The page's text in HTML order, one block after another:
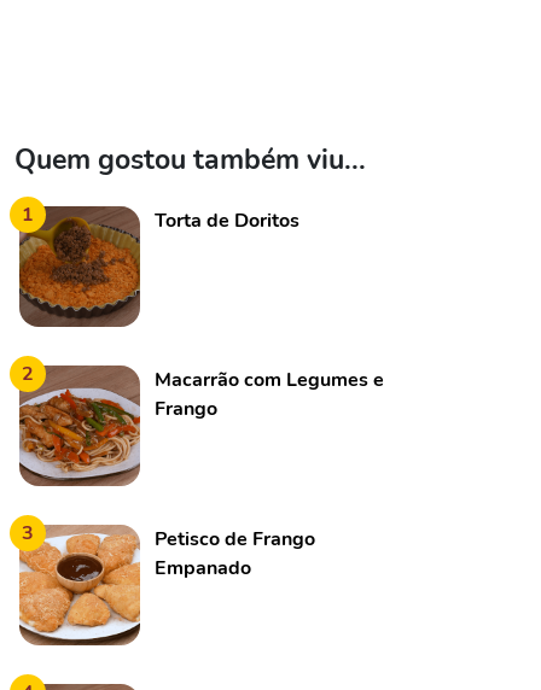
Quem gostou também viu...
1 Torta de Doritos
2
Macarrão com Legumes e
Frango
3
Petisco de Frango
Empanado